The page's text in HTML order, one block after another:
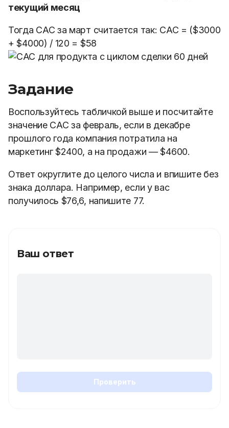
текущий месяц
Тогда САС за март считается так: САС = ($3000
+ $4000) / 120 = $58
Задание
Воспользуйтесь табличкой выше и посчитайте
значение CAC за февраль, если в декабре
прошлого года компания потратила на
маркетинг $2400, а на продажи — $4600.
Ответ округлите до целого числа и впишите без
знака доллара. Например, если у вас
получилось $76,6, напишите 77.
Ваш ответ
Проверить